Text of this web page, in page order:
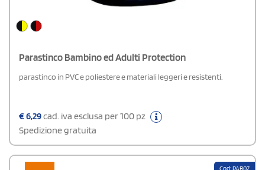
Parastinco Bambino ed Adulti Protection
parastinco in PVC e poliestere e materiali leggeri e resistenti.
€6,29cad. iva esclusa per 100 pz
Spedizione gratuita
Cod: PAR07